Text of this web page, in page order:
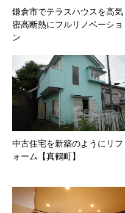
鎌倉市でテラスハウスを高気
密高断熱にフルリノベーショ
ン
中古住宅を新築のようにリフ
ォーム【真鶴町】